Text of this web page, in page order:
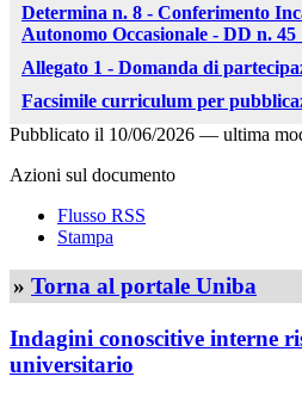
Determina n. 8 - Conferimento
Autonomo Occasionale - DD n.
Allegato 1 - Domanda di
Facsimile curriculum per
Pubblicato il 10/06/2026 — ultima
Azioni sul documento
Flusso RSS
Stampa
» Torna al portale Uniba
Indagini conoscitive interne
universitario